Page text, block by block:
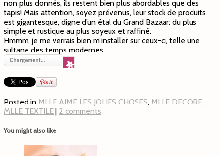
non plus donnés, ils restent bien plus abordables que des
tapis! Mais attention, soyez prévenus, leur stock de produits
est gigantesque, digne d’un étal du Grand Bazaar: du plus
simple et rustique au plus soyeux et raffiné.
Hmmm, je me verrais bien m’installer sur ceux-ci, telle une
sultane des temps modernes…
Posted in MLLE AIME LES JOLIES CHOSES, MLLE DECORE,
MLLE TEXTILE | 2 comments
You might also like